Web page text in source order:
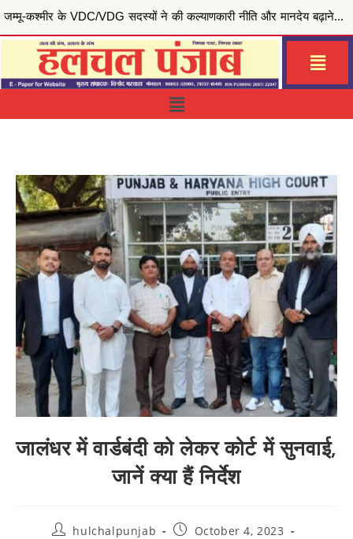
मुख्यमंत्री भगवंत सिंह मान की ‘मेरी रसोई योजना’ से जरूरतमंद परिवारों को राहत, जालंधर सेंट्रल हलका इं...
जालंधर में वार्डबंदी को लेकर कोर्ट में सुनवाई,
जानें क्या हैं निर्देश
hulchalpunjab
October 4, 2023